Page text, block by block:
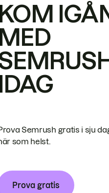
KOM
MED
IDAG
Semrush gratis i sju
som helst.
Prova gratis